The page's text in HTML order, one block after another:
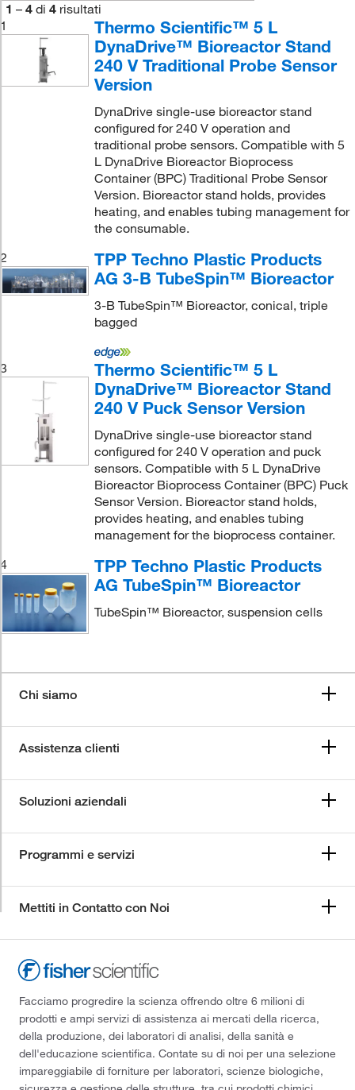
1 – 4 di 4 risultati
1
Thermo Scientific™ 5 L
DynaDrive™ Bioreactor Stand
240 V Traditional Probe Sensor
Version
DynaDrive single-use bioreactor stand
configured for 240 V operation and
traditional probe sensors. Compatible with 5
L DynaDrive Bioreactor Bioprocess
Container (BPC) Traditional Probe Sensor
Version. Bioreactor stand holds, provides
heating, and enables tubing management for
the consumable.
2
TPP Techno Plastic Products
AG 3-B TubeSpin™ Bioreactor
3-B TubeSpin™ Bioreactor, conical, triple
bagged
3
Thermo Scientific™ 5 L
DynaDrive™ Bioreactor Stand
240 V Puck Sensor Version
DynaDrive single-use bioreactor stand
configured for 240 V operation and puck
sensors. Compatible with 5 L DynaDrive
Bioreactor Bioprocess Container (BPC) Puck
Sensor Version. Bioreactor stand holds,
provides heating, and enables tubing
management for the bioprocess container.
4
TPP Techno Plastic Products
AG TubeSpin™ Bioreactor
TubeSpin™ Bioreactor, suspension cells
Chi siamo
Assistenza clienti
Soluzioni aziendali
Programmi e servizi
Mettiti in Contatto con Noi
Facciamo progredire la scienza offrendo oltre 6 milioni di
prodotti e ampi servizi di assistenza ai mercati della ricerca,
della produzione, dei laboratori di analisi, della sanità e
dell'educazione scientifica. Contate su di noi per una selezione
impareggiabile di forniture per laboratori, scienze biologiche,